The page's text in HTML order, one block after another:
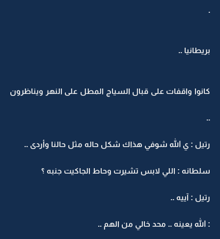
.
بريطانيا ..
كانوا واقفات على قبال السياج المطل على النهر ويناظرون
..
رتيل : ي الله شوفي هذاك شكل حاله مثل حالنا وأردى ..
سلطانه : اللي لابس تشيرت وحاط الجاكيت جنبه ؟
رتيل : آييه ..
: الله يعينه .. محد خالي من الهم ..